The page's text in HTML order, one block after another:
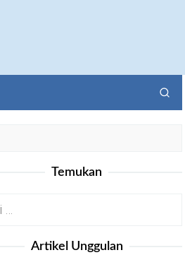
Temukan
Artikel Unggulan